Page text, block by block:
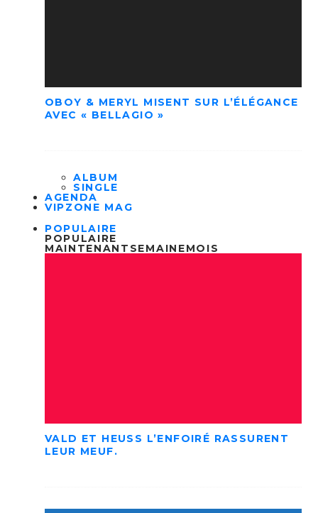
OBOY & MERYL MISENT SUR L’ÉLÉGANCE
AVEC « BELLAGIO »
ALBUM
SINGLE
AGENDA
VIPZONE MAG
POPULAIRE
POPULAIRE
MAINTENANT SEMAINEMOIS
VALD ET HEUSS L’ENFOIRÉ RASSURENT
LEUR MEUF.